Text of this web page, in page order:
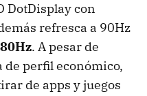
DotDisplay con
refresca a 90Hz
. A pesar de
perfil económico,
de apps y juegos